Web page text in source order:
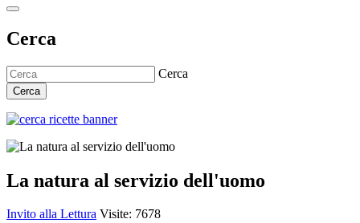
Cerca
Cerca
Cerca
La natura al servizio dell'uomo
Invito alla Lettura Visite: 7678